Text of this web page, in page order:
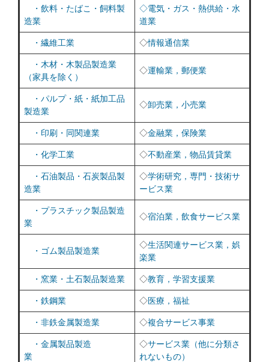
・飲料・たばこ・飼料製
造業
◇電気・ガス・熱供給・水
道業
・繊維工業 ◇情報通信業
・木材・木製品製造業
（家具を除く）
◇運輸業，郵便業
・パルプ・紙・紙加工品
製造業
◇卸売業，小売業
・印刷・同関連業 ◇金融業，保険業
・化学工業 ◇不動産業，物品賃貸業
・石油製品・石炭製品製
造業
◇学術研究，専門・技術サ
ービス業
・プラスチック製品製造
業
◇宿泊業，飲食サービス業
・ゴム製品製造業
◇生活関連サービス業，娯
楽業
・窯業・土石製品製造業 ◇教育，学習支援業
・鉄鋼業 ◇医療，福祉
・非鉄金属製造業 ◇複合サービス事業
・金属製品製造
業
◇サービス業（他に分類さ
れないもの）